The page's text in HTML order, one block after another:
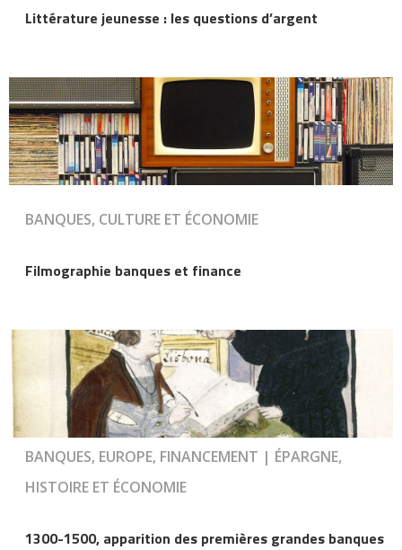
Littérature jeunesse : les questions d’argent
BANQUES, CULTURE ET ÉCONOMIE
Filmographie banques et finance
BANQUES, EUROPE, FINANCEMENT | ÉPARGNE,
HISTOIRE ET ÉCONOMIE
1300-1500, apparition des premières grandes banques